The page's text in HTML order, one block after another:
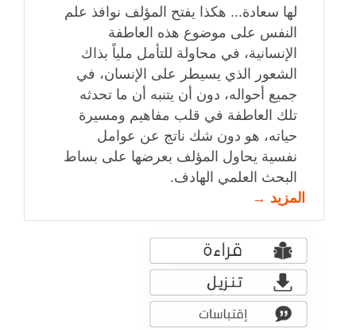
لها سعادة... هكذا يفتح المؤلف نوافذ علم
النفس على موضوع هذه العاطفة
الإنسانية، في محاولة للتأمل ملياً بذاك
الشعور الذي يسيطر على الإنسان، في
جميع أحواله، دون أن يتنبه أن ما تحدثه
تلك العاطفة في قلب مفاهيم ومسيرة
حياته، هو دون شك ناتج عن عوامل
نفسية يحاول المؤلف بعرضها على بساط
البحث العلمي الهادف.
المزيد →